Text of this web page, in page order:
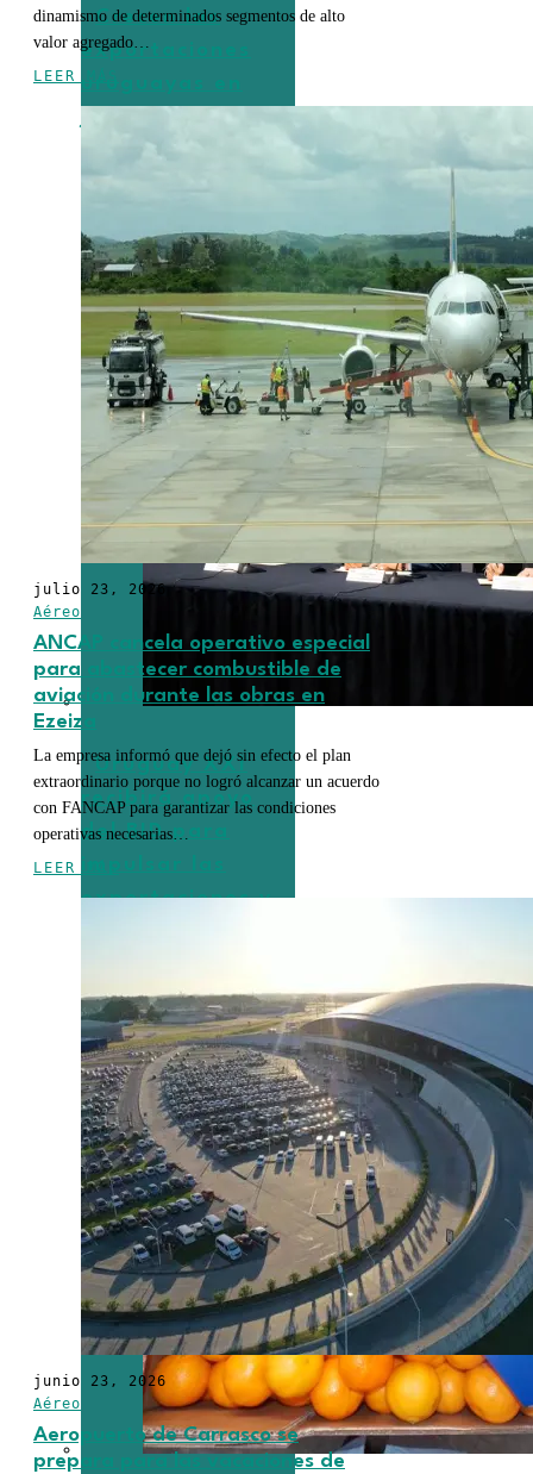
Crecen las
exportaciones
uruguayas en
por la carne, la
Uruguay XXI
recibirá apoyo
del BID para
impulsar las
exportaciones y
dinamismo de determinados segmentos de alto
valor agregado…
LEER MÁS
julio 23, 2026
Aéreo
ANCAP cancela operativo especial
para abastecer combustible de
aviación durante las obras en
Ezeiza
La empresa informó que dejó sin efecto el plan
extraordinario porque no logró alcanzar un acuerdo
con FANCAP para garantizar las condiciones
operativas necesarias…
LEER MÁS
junio 23, 2026
Aéreo
Aeropuerto de Carrasco se
prepara para las vacaciones de